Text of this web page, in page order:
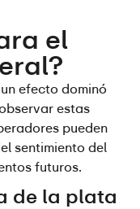
el
efecto dominó
estas
pueden
sentimiento del
futuros.
de la plata